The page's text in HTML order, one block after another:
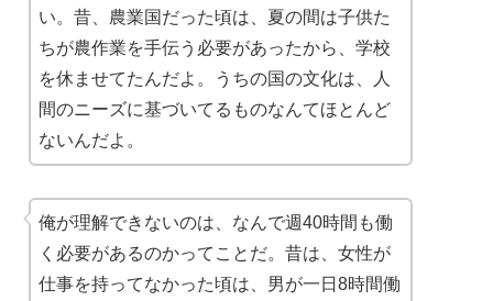
い。昔、農業国だった頃は、夏の間は子供た
ちが農作業を手伝う必要があったから、学校
を休ませてたんだよ。うちの国の文化は、人
間のニーズに基づいてるものなんてほとんど
ないんだよ。
俺が理解できないのは、なんで週40時間も働
く必要があるのかってことだ。昔は、女性が
仕事を持ってなかった頃は、男が一日8時間働